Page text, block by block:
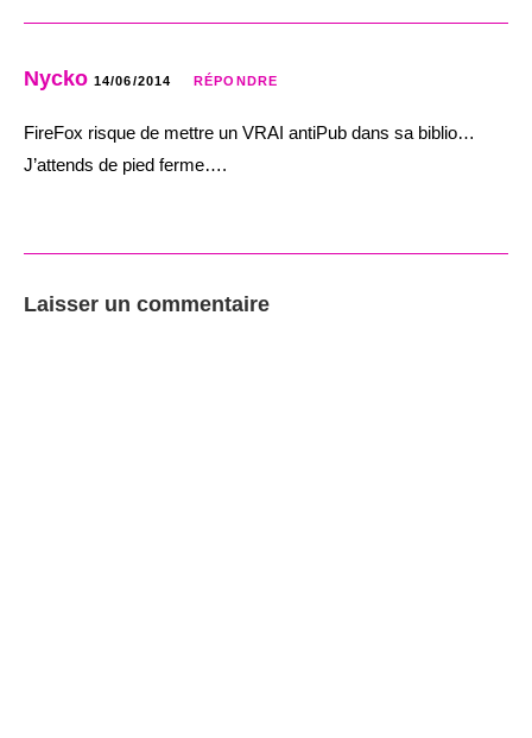
Nycko 14/06/2014 RÉPONDRE
FireFox risque de mettre un VRAI antiPub dans sa biblio…
J’attends de pied ferme….
Laisser un commentaire